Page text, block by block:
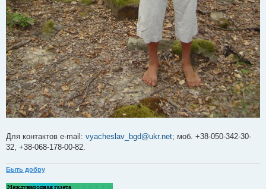
Для контактов e-mail: vyacheslav_bgd@ukr.net; моб. +38-050-342-30-
32, +38-068-178-00-82.
Быть добру